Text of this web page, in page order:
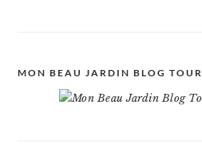
MON BEAU JARDIN BLOG TOUR